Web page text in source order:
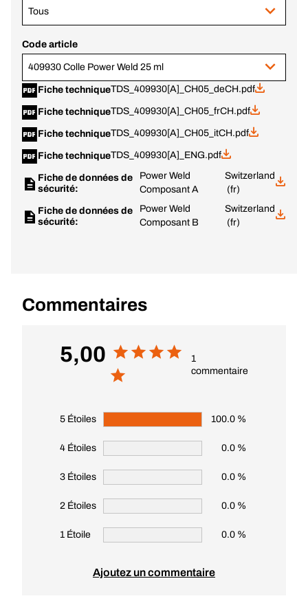
Tous
Code article
409930 Colle Power Weld 25 ml
Fiche techniqueTDS_409930[A]_CH05_deCH.pdf
Fiche techniqueTDS_409930[A]_CH05_frCH.pdf
Fiche techniqueTDS_409930[A]_CH05_itCH.pdf
Fiche techniqueTDS_409930[A]_ENG.pdf
Fiche de données de
sécurité:
Power Weld
Composant A
Switzerland
(fr)
Fiche de données de
sécurité:
Power Weld
Composant B
Switzerland
(fr)
Commentaires
5,00
1
commentaire
5 Étoiles 100.0 %
4 Étoiles 0.0 %
3 Étoiles 0.0 %
2 Étoiles 0.0 %
1 Étoile 0.0 %
Ajoutez un commentaire